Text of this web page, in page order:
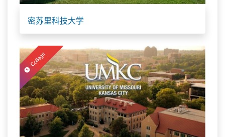
密苏里科技大学
College